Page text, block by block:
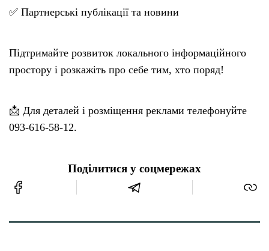
✅ Партнерські публікації та новини
Підтримайте розвиток локального інформаційного
простору і розкажіть про себе тим, хто поряд!
📩 Для деталей і розміщення реклами телефонуйте
093-616-58-12.
Поділитися у соцмережах